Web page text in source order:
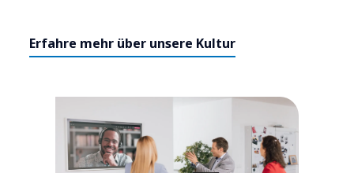
Erfahre mehr über unsere Kultur